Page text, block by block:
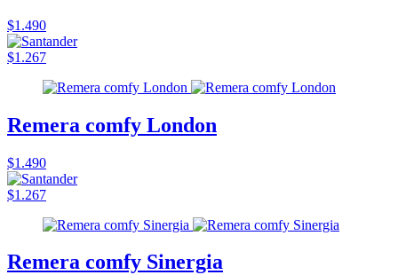
$1.490
$1.267
Remera comfy London
$1.490
$1.267
Remera comfy Sinergia